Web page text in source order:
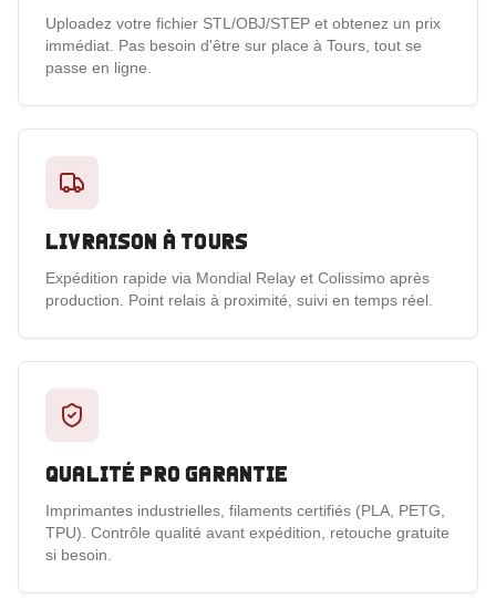
Uploadez votre fichier STL/OBJ/STEP et obtenez un prix
immédiat. Pas besoin d'être sur place à Tours, tout se
passe en ligne.
Livraison à Tours
Expédition rapide via Mondial Relay et Colissimo après
production. Point relais à proximité, suivi en temps réel.
Qualité pro garantie
Imprimantes industrielles, filaments certifiés (PLA, PETG,
TPU). Contrôle qualité avant expédition, retouche gratuite
si besoin.